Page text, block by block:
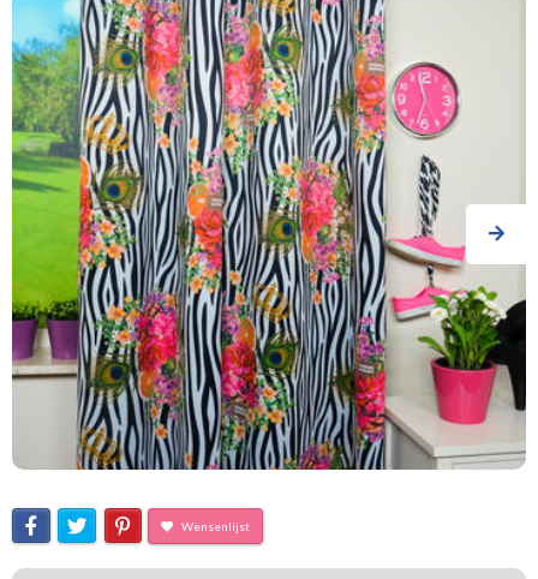
Wensenlijst
In. Melli Mello Zèbre